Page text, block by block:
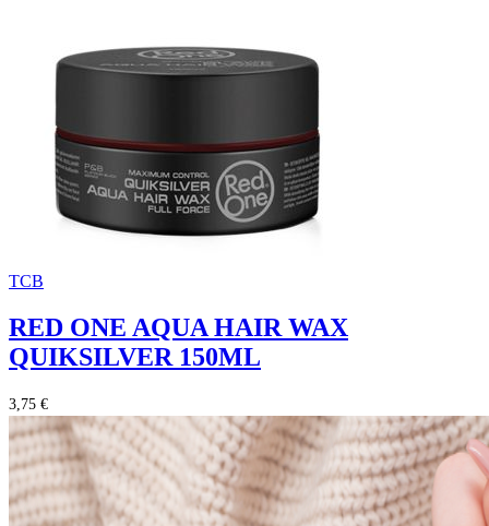
TCB
RED ONE AQUA HAIR WAX
QUIKSILVER 150ML
3,75 €